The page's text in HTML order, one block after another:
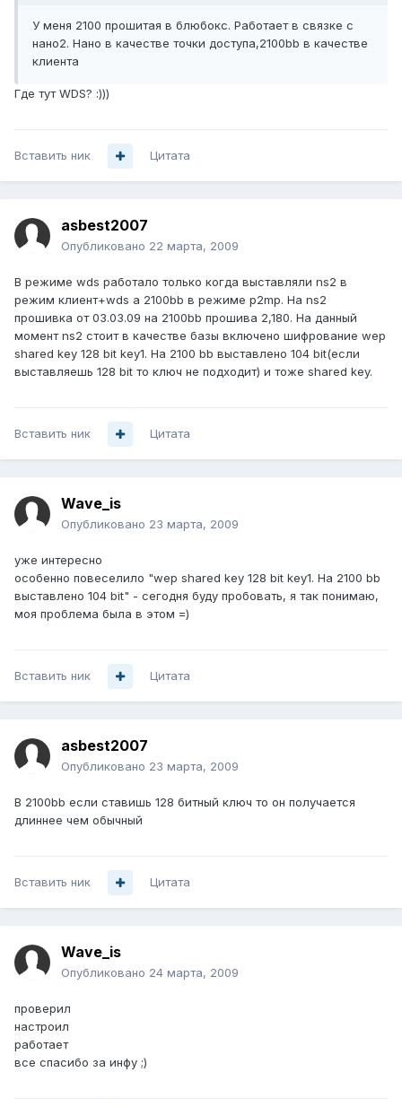
У меня 2100 прошитая в блюбокс. Работает в связке с
нано2. Нано в качестве точки доступа,2100bb в качестве
клиента
Где тут WDS? :)))
Вставить ник Цитата
asbest2007
Опубликовано 22 марта, 2009
В режиме wds работало только когда выставляли ns2 в
режим клиент+wds а 2100bb в режиме p2mp. На ns2
прошивка от 03.03.09 на 2100bb прошива 2,180. На данный
момент ns2 стоит в качестве базы включено шифрование wep
shared key 128 bit key1. На 2100 bb выставлено 104 bit(если
выставляешь 128 bit то ключ не подходит) и тоже shared key.
Вставить ник Цитата
Wave_is
Опубликовано 23 марта, 2009
уже интересно
особенно повеселило "wep shared key 128 bit key1. На 2100 bb
выставлено 104 bit" - сегодня буду пробовать, я так понимаю,
моя проблема была в этом =)
Вставить ник Цитата
asbest2007
Опубликовано 23 марта, 2009
В 2100bb если ставишь 128 битный ключ то он получается
длиннее чем обычный
Вставить ник Цитата
Wave_is
Опубликовано 24 марта, 2009
проверил
настроил
работает
все спасибо за инфу ;)